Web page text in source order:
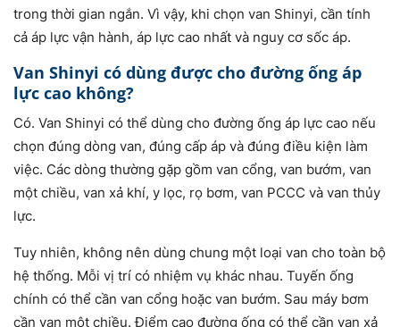
trong thời gian ngắn. Vì vậy, khi chọn van Shinyi, cần tính
cả áp lực vận hành, áp lực cao nhất và nguy cơ sốc áp.
Van Shinyi có dùng được cho đường ống áp
lực cao không?
Có. Van Shinyi có thể dùng cho đường ống áp lực cao nếu
chọn đúng dòng van, đúng cấp áp và đúng điều kiện làm
việc. Các dòng thường gặp gồm van cổng, van bướm, van
một chiều, van xả khí, y lọc, rọ bơm, van PCCC và van thủy
lực.
Tuy nhiên, không nên dùng chung một loại van cho toàn bộ
hệ thống. Mỗi vị trí có nhiệm vụ khác nhau. Tuyến ống
chính có thể cần van cổng hoặc van bướm. Sau máy bơm
cần van một chiều. Điểm cao đường ống có thể cần van xả